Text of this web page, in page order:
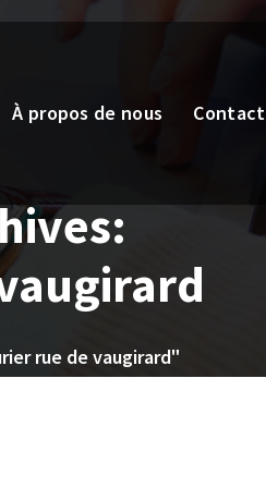
À propos de nous Contact
rue de vaugirard"